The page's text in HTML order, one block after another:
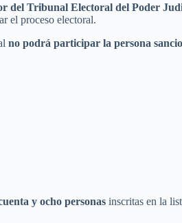
del Tribunal Electoral del Poder
el proceso electoral.
no podrá participar la persona
y ocho personas inscritas en la